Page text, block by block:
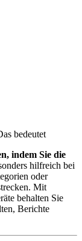
bedeutet
indem Sie die
hilfreich bei
oder
Mit
behalten Sie
Berichte